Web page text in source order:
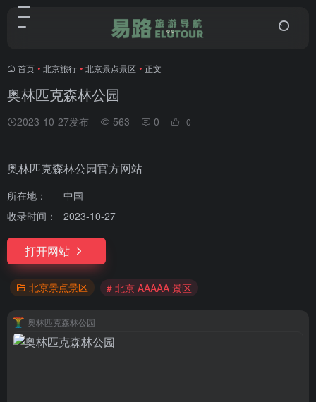
首页 • 北京旅行 • 北京景点景区 • 正文
奥林匹克森林公园
2023-10-27发布 563 0 0
奥林匹克森林公园官方网站
所在地：
中国
收录时间：
2023-10-27
打开网站
北京景点景区 # 北京 AAAAA 景区
奥林匹克森林公园